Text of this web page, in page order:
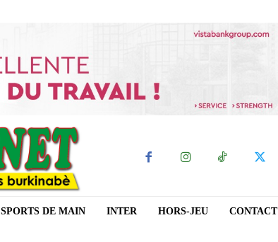
SPORTS DE MAIN INTER HORS-JEU CONTACT